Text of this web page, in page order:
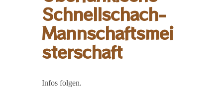
Schnellschach-
Mannschaftsmei
sterschaft
Infos folgen.